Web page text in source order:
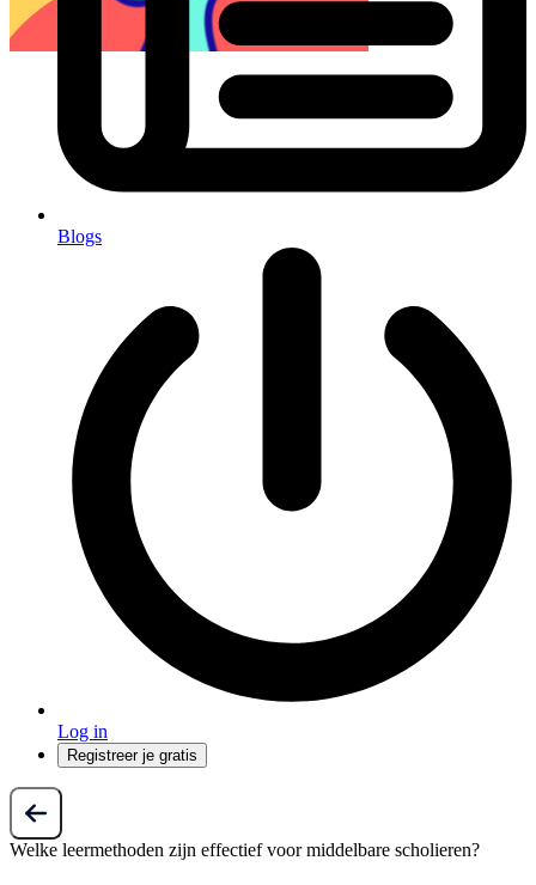
Blogs
Log in
Registreer je gratis
Welke leermethoden zijn effectief voor middelbare scholieren?